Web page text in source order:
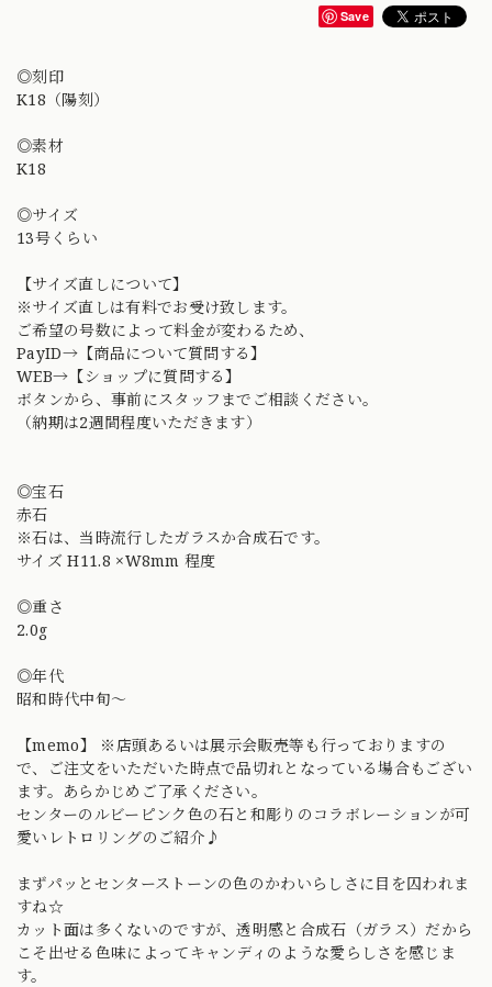
Save
◎刻印
K18（陽刻）
◎素材
K18
◎サイズ
13号くらい
【サイズ直しについて】
※サイズ直しは有料でお受け致します。
ご希望の号数によって料金が変わるため、
PayID→【商品について質問する】
WEB→【ショップに質問する】
ボタンから、事前にスタッフまでご相談ください。
（納期は2週間程度いただきます）
◎宝石
赤石
※石は、当時流行したガラスか合成石です。
サイズ H11.8 ×W8mm 程度
◎重さ
2.0g
◎年代
昭和時代中旬〜
【memo】 ※店頭あるいは展示会販売等も行っておりますの
で、ご注文をいただいた時点で品切れとなっている場合もござい
ます。あらかじめご了承ください。
センターのルビーピンク色の石と和彫りのコラボレーションが可
愛いレトロリングのご紹介♪
まずパッとセンターストーンの色のかわいらしさに目を囚われま
すね☆
カット面は多くないのですが、透明感と合成石（ガラス）だから
こそ出せる色味によってキャンディのような愛らしさを感じま
す。